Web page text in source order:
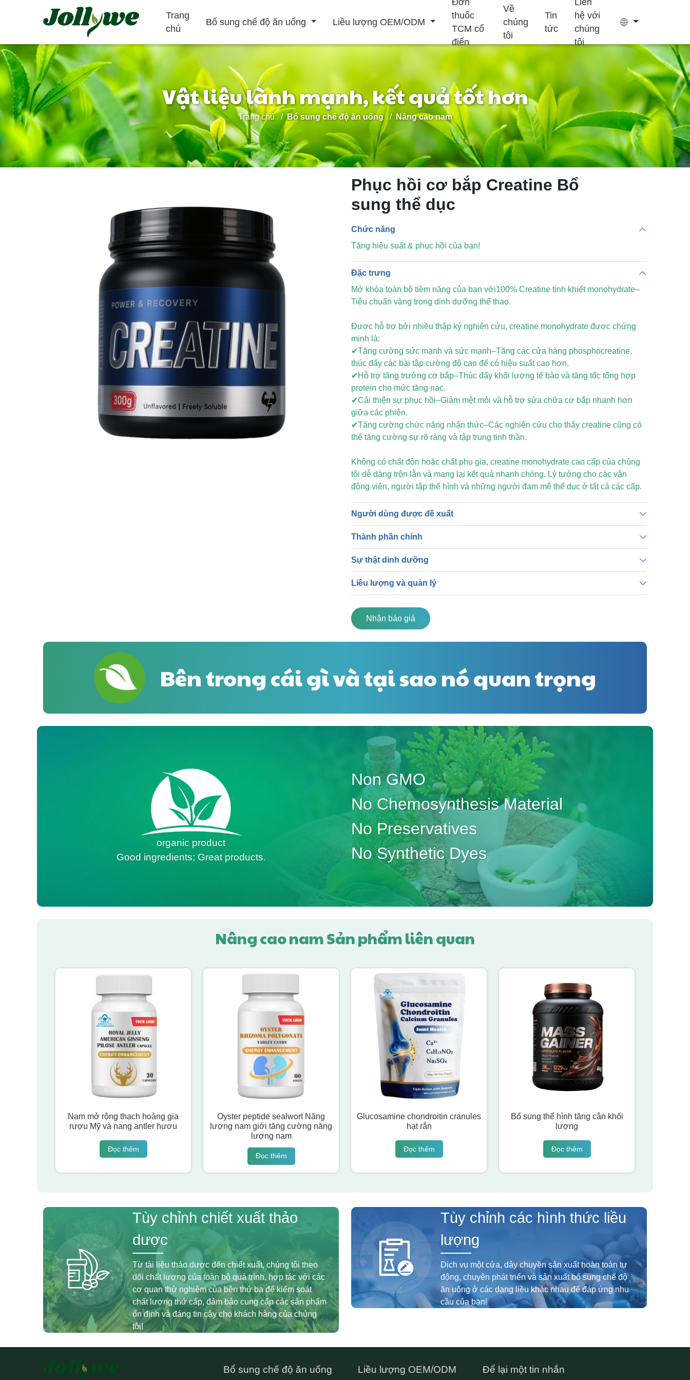
Trang
chủ
Bổ sung chế độ ăn uống Liều lượng OEM/ODM
Đơn
thuốc
TCM cổ
điển
Về
chúng
tôi
Tin
tức
Liên
hệ với
chúng
tôi
Giảm táo bón Bổ sung làm đẹp
Tăng cường hệ
thống miễn dịch
Nâng cao nam Điều trị tim mạch
Bổ sung hỗ trợ
giấc ngủ
Bổ sung tăng
trưởng trẻ em
Bánh Ejiao
Máy tính bảng/Thuốc Viên nang gelatin Đồ uống rắn Đồ uống lỏng Túi trà Keo
Vật liệu lành mạnh, kết quả tốt hơn
Trang chủ Bổ sung chế độ ăn uống Nâng cao nam
Phục hồi cơ bắp Creatine Bổ
sung thể dục
Chức năng
Tăng hiệu suất & phục hồi của bạn!
Đặc trưng
Mở khóa toàn bộ tiềm năng của bạn với100% Creatine tinh khiết monohydrate–
Tiêu chuẩn vàng trong dinh dưỡng thể thao.
Được hỗ trợ bởi nhiều thập kỷ nghiên cứu, creatine monohydrate được chứng
minh là:
✔Tăng cường sức mạnh và sức mạnh–Tăng các cửa hàng phosphocreatine,
thúc đẩy các bài tập cường độ cao để có hiệu suất cao hơn.
✔Hỗ trợ tăng trưởng cơ bắp–Thúc đẩy khối lượng tế bào và tăng tốc tổng hợp
protein cho mức tăng nạc.
✔Cải thiện sự phục hồi–Giảm mệt mỏi và hỗ trợ sửa chữa cơ bắp nhanh hơn
giữa các phiên.
✔Tăng cường chức năng nhận thức–Các nghiên cứu cho thấy creatine cũng có
thể tăng cường sự rõ ràng và tập trung tinh thần.
Không có chất độn hoặc chất phụ gia, creatine monohydrate cao cấp của chúng
tôi dễ dàng trộn lẫn và mang lại kết quả nhanh chóng. Lý tưởng cho các vận
động viên, người tập thể hình và những người đam mê thể dục ở tất cả các cấp.
Người dùng được đề xuất
Thành phần chính
Sự thật dinh dưỡng
Liều lượng và quản lý
Nhận báo giá
Bên trong cái gì và tại sao nó quan trọng
organic product
Good ingredients; Great products.
Non GMO
No Chemosynthesis Material
No Preservatives
No Synthetic Dyes
Nâng cao nam Sản phẩm liên quan
Nam mở rộng thạch hoàng gia
rượu Mỹ và nang antler hươu
Đọc thêm
Oyster peptide sealwort Năng
lượng nam giới tăng cường năng
lượng nam
Đọc thêm
Glucosamine chondroitin cranules
hạt rắn
Đọc thêm
Bổ sung thể hình tăng cân khối
lượng
Đọc thêm
Tùy chỉnh chiết xuất thảo
dược
Từ tài liệu thảo dược đến chiết xuất, chúng tôi theo
dõi chất lượng của toàn bộ quá trình, hợp tác với các
cơ quan thử nghiệm của bên thứ ba để kiểm soát
chất lượng thứ cấp, đảm bảo cung cấp các sản phẩm
ổn định và đáng tin cậy cho khách hàng của chúng
tôi!
Tùy chỉnh các hình thức liều
lượng
Dịch vụ một cửa, dây chuyền sản xuất hoàn toàn tự
động, chuyên phát triển và sản xuất bổ sung chế độ
ăn uống ở các dạng liều khác nhau để đáp ứng nhu
cầu của bạn!
Bổ sung chế độ ăn uống Liều lượng OEM/ODM Để lại một tin nhắn